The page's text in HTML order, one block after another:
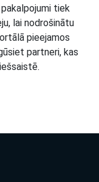
tiek
lai nodrošinātu
pieejamos
partneri, kas